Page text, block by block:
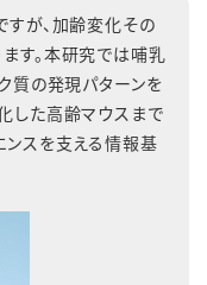
が、加齢変化その
す。本研究では哺乳
質の発現パターンを
した高齢マウスまで
ンスを支える情報基